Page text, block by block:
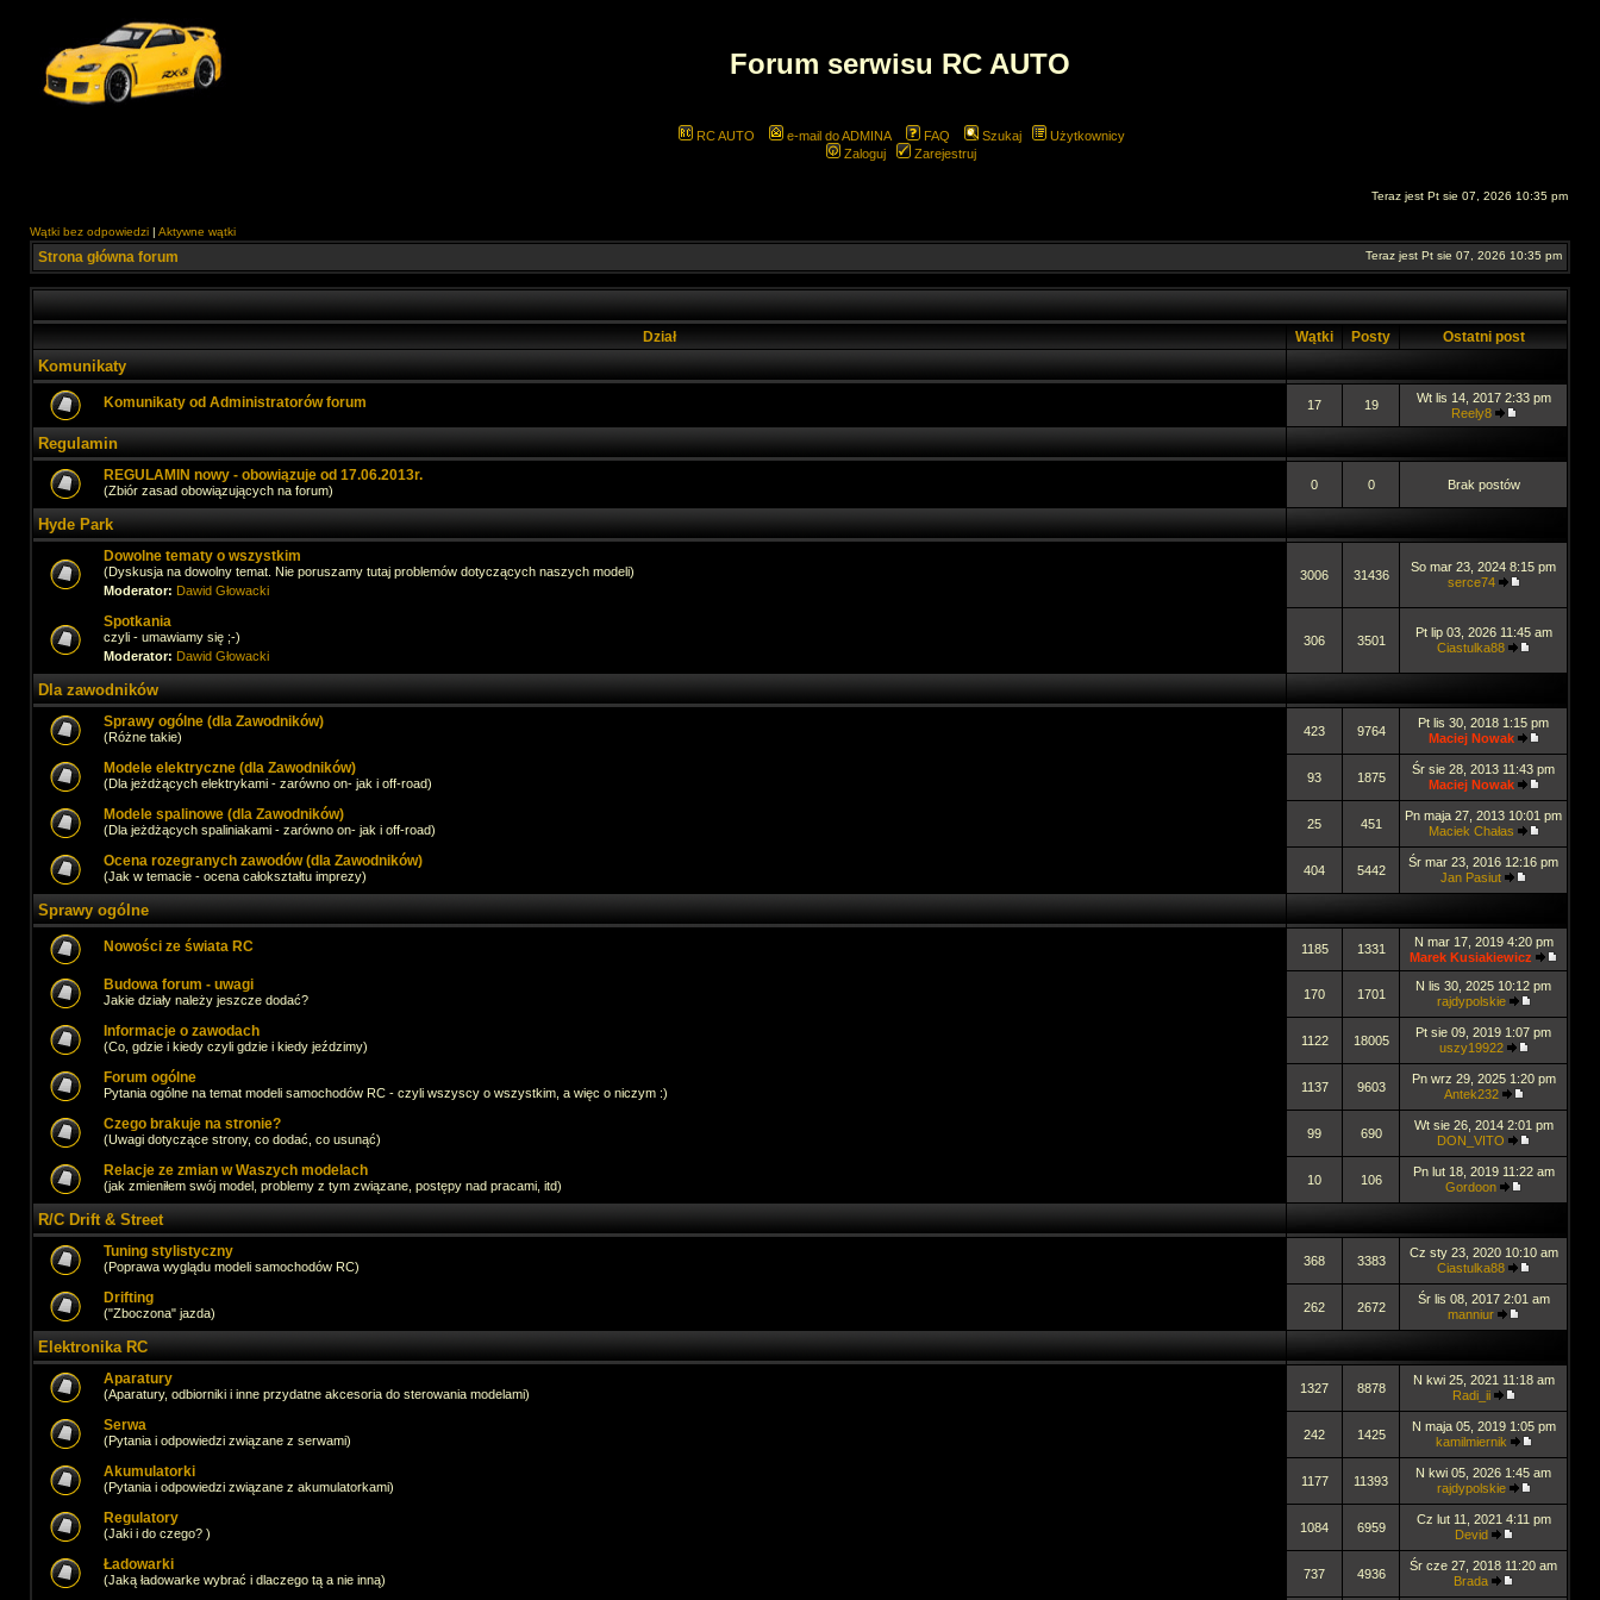
Forum serwisu RC AUTO
RC AUTO e-mail do ADMINA FAQ Szukaj
Użytkownicy
Zaloguj
Zarejestruj
Teraz jest Pt sie 07, 2026 10:35 pm
Wątki bez odpowiedzi | Aktywne wątki
Strona główna forum Teraz jest Pt sie 07, 2026 10:35 pm
Dział Wątki Posty Ostatni post
Komunikaty
Komunikaty od Administratorów forum 17 19
Wt lis 14, 2017 2:33 pm
Reely8
Regulamin
REGULAMIN nowy - obowiązuje od 17.06.2013r.
(Zbiór zasad obowiązujących na forum) 0 0 Brak postów
Hyde Park
Dowolne tematy o wszystkim
(Dyskusja na dowolny temat. Nie poruszamy tutaj problemów dotyczących naszych modeli)
Moderator: Dawid Głowacki
3006 31436
So mar 23, 2024 8:15 pm
serce74
Spotkania
czyli - umawiamy się ;-)
Moderator: Dawid Głowacki
306 3501
Pt lip 03, 2026 11:45 am
Ciastulka88
Dla zawodników
Sprawy ogólne (dla Zawodników)
(Różne takie) 423 9764
Pt lis 30, 2018 1:15 pm
Maciej Nowak
Modele elektryczne (dla Zawodników)
(Dla jeżdżących elektrykami - zarówno on- jak i off-road) 93 1875
Śr sie 28, 2013 11:43 pm
Maciej Nowak
Modele spalinowe (dla Zawodników)
(Dla jeżdżących spaliniakami - zarówno on- jak i off-road) 25 451
Pn maja 27, 2013 10:01 pm
Maciek Chałas
Ocena rozegranych zawodów (dla Zawodników)
(Jak w temacie - ocena całokształtu imprezy) 404 5442
Śr mar 23, 2016 12:16 pm
Jan Pasiut
Sprawy ogólne
Nowości ze świata RC 1185 1331
N mar 17, 2019 4:20 pm
Marek Kusiakiewicz
Budowa forum - uwagi
Jakie działy należy jeszcze dodać? 170 1701
N lis 30, 2025 10:12 pm
rajdypolskie
Informacje o zawodach
(Co, gdzie i kiedy czyli gdzie i kiedy jeździmy) 1122 18005
Pt sie 09, 2019 1:07 pm
uszy19922
Forum ogólne
Pytania ogólne na temat modeli samochodów RC - czyli wszyscy o wszystkim, a więc o niczym :) 1137 9603
Pn wrz 29, 2025 1:20 pm
Antek232
Czego brakuje na stronie?
(Uwagi dotyczące strony, co dodać, co usunąć) 99 690
Wt sie 26, 2014 2:01 pm
DON_VITO
Relacje ze zmian w Waszych modelach
(jak zmieniłem swój model, problemy z tym związane, postępy nad pracami, itd) 10 106
Pn lut 18, 2019 11:22 am
Gordoon
R/C Drift & Street
Tuning stylistyczny
(Poprawa wyglądu modeli samochodów RC) 368 3383
Cz sty 23, 2020 10:10 am
Ciastulka88
Drifting
("Zboczona" jazda) 262 2672
Śr lis 08, 2017 2:01 am
manniur
Elektronika RC
Aparatury
(Aparatury, odbiorniki i inne przydatne akcesoria do sterowania modelami) 1327 8878
N kwi 25, 2021 11:18 am
Radi_ii
Serwa
(Pytania i odpowiedzi związane z serwami) 242 1425
N maja 05, 2019 1:05 pm
kamilmiernik
Akumulatorki
(Pytania i odpowiedzi związane z akumulatorkami) 1177 11393
N kwi 05, 2026 1:45 am
rajdypolskie
Regulatory
(Jaki i do czego? ) 1084 6959
Cz lut 11, 2021 4:11 pm
Devid
Ładowarki
(Jaką ładowarke wybrać i dlaczego tą a nie inną) 737 4936
Śr cze 27, 2018 11:20 am
Brada